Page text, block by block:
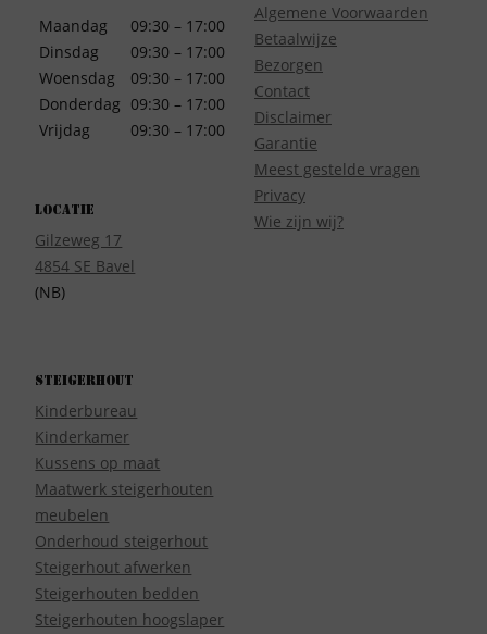
Maandag
Dinsdag
Woensdag
Donderdag
Vrijdag
09:30 – 17:00
09:30 – 17:00
09:30 – 17:00
09:30 – 17:00
09:30 – 17:00
Locatie
Gilzeweg 17
4854 SE Bavel
(NB)
Algemene Voorwaarden
Betaalwijze
Bezorgen
Contact
Disclaimer
Garantie
Meest gestelde vragen
Privacy
Wie zijn wij?
Steigerhout
Kinderbureau
Kinderkamer
Kussens op maat
Maatwerk steigerhouten
meubelen
Onderhoud steigerhout
Steigerhout afwerken
Steigerhouten bedden
Steigerhouten hoogslaper